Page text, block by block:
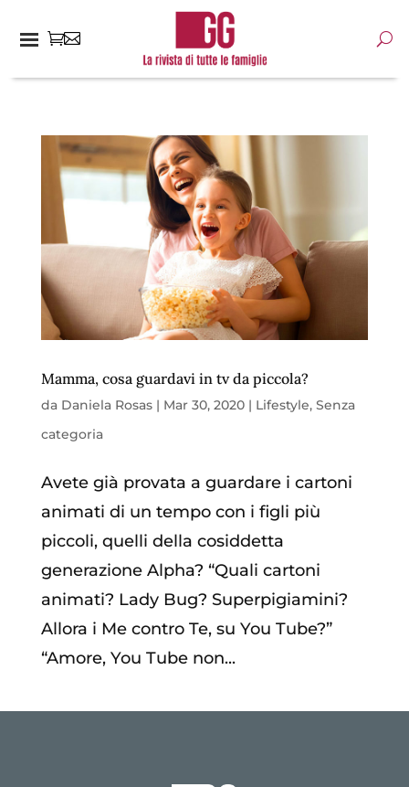
Mamma, cosa guardavi in tv da piccola?
da Daniela Rosas| Mar 30, 2020| Lifestyle, Senza
categoria
Avete già provata a guardare i cartoni
animati di un tempo con i figli più
piccoli, quelli della cosiddetta
generazione Alpha? “Quali cartoni
animati? Lady Bug? Superpigiamini?
Allora i Me contro Te, su You Tube?”
“Amore, You Tube non...